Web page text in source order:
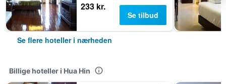
233 kr.
Se tilbud
Se flere hoteller i nærheden
Billige hoteller i Hua Hin